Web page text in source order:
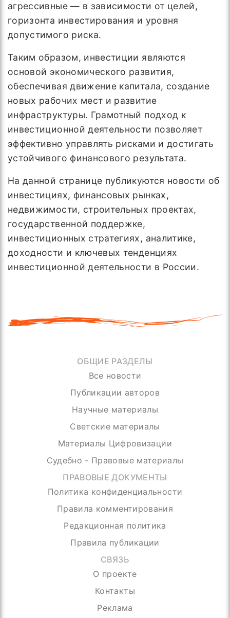
агрессивные — в зависимости от целей,
горизонта инвестирования и уровня
допустимого риска.
Таким образом, инвестиции являются
основой экономического развития,
обеспечивая движение капитала, создание
новых рабочих мест и развитие
инфраструктуры. Грамотный подход к
инвестиционной деятельности позволяет
эффективно управлять рисками и достигать
устойчивого финансового результата.
На данной странице публикуются новости об
инвестициях, финансовых рынках,
недвижимости, строительных проектах,
государственной поддержке,
инвестиционных стратегиях, аналитике,
доходности и ключевых тенденциях
инвестиционной деятельности в России.
ОБЩИЕ РАЗДЕЛЫ
Все новости
Публикации авторов
Научные материалы
Светские материалы
Материалы Цифровизации
Судебно - Правовые материалы
ПРАВОВЫЕ ДОКУМЕНТЫ
Политика конфиденциальности
Правила комментирования
Редакционная политика
Правила публикации
СВЯЗЬ
О проекте
Контакты
Реклама